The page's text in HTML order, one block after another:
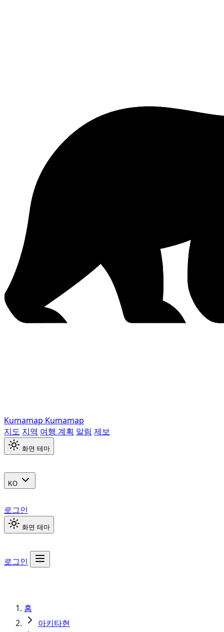
Kumamap Kumamap
지도 지역 여행 계획 알림 제보
화면 테마
KO
로그인
화면 테마
로그인
홈
아키타현